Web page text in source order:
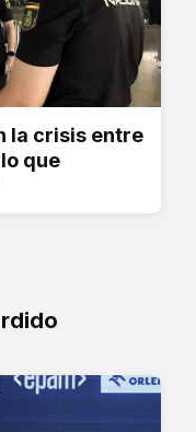
la crisis entre
que